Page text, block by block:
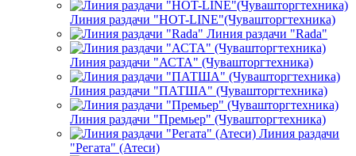
Для сушки посуды тележки
Сервировочные тележки
Тележки-шпильки
Диспенсеры
Альтернова
Оборудование для раздачи
Линия раздачи "HOT-LINE"(Чувашторгтехника)
Линия раздачи "Rada"
Линия раздачи "АСТА" (Чувашторгтехника)